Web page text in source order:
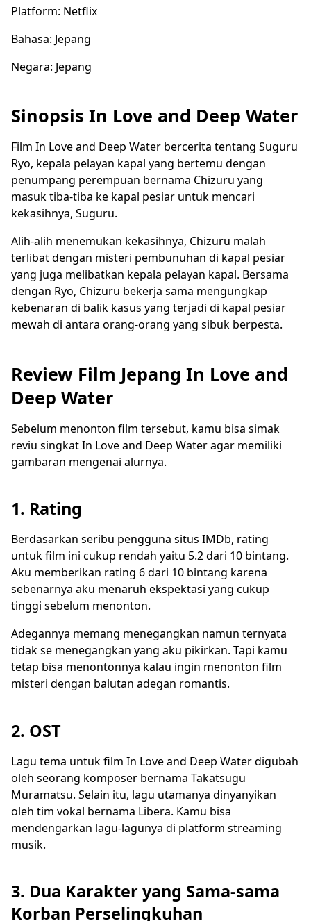
Platform: Netflix
Bahasa: Jepang
Negara: Jepang
Sinopsis In Love and Deep Water
Film In Love and Deep Water bercerita tentang Suguru
Ryo, kepala pelayan kapal yang bertemu dengan
penumpang perempuan bernama Chizuru yang
masuk tiba-tiba ke kapal pesiar untuk mencari
kekasihnya, Suguru.
Alih-alih menemukan kekasihnya, Chizuru malah
terlibat dengan misteri pembunuhan di kapal pesiar
yang juga melibatkan kepala pelayan kapal. Bersama
dengan Ryo, Chizuru bekerja sama mengungkap
kebenaran di balik kasus yang terjadi di kapal pesiar
mewah di antara orang-orang yang sibuk berpesta.
Review Film Jepang In Love and
Deep Water
Sebelum menonton film tersebut, kamu bisa simak
reviu singkat In Love and Deep Water agar memiliki
gambaran mengenai alurnya.
1. Rating
Berdasarkan seribu pengguna situs IMDb, rating
untuk film ini cukup rendah yaitu 5.2 dari 10 bintang.
Aku memberikan rating 6 dari 10 bintang karena
sebenarnya aku menaruh ekspektasi yang cukup
tinggi sebelum menonton.
Adegannya memang menegangkan namun ternyata
tidak se menegangkan yang aku pikirkan. Tapi kamu
tetap bisa menontonnya kalau ingin menonton film
misteri dengan balutan adegan romantis.
2. OST
Lagu tema untuk film In Love and Deep Water digubah
oleh seorang komposer bernama Takatsugu
Muramatsu. Selain itu, lagu utamanya dinyanyikan
oleh tim vokal bernama Libera. Kamu bisa
mendengarkan lagu-lagunya di platform streaming
musik.
3. Dua Karakter yang Sama-sama
Korban Perselingkuhan